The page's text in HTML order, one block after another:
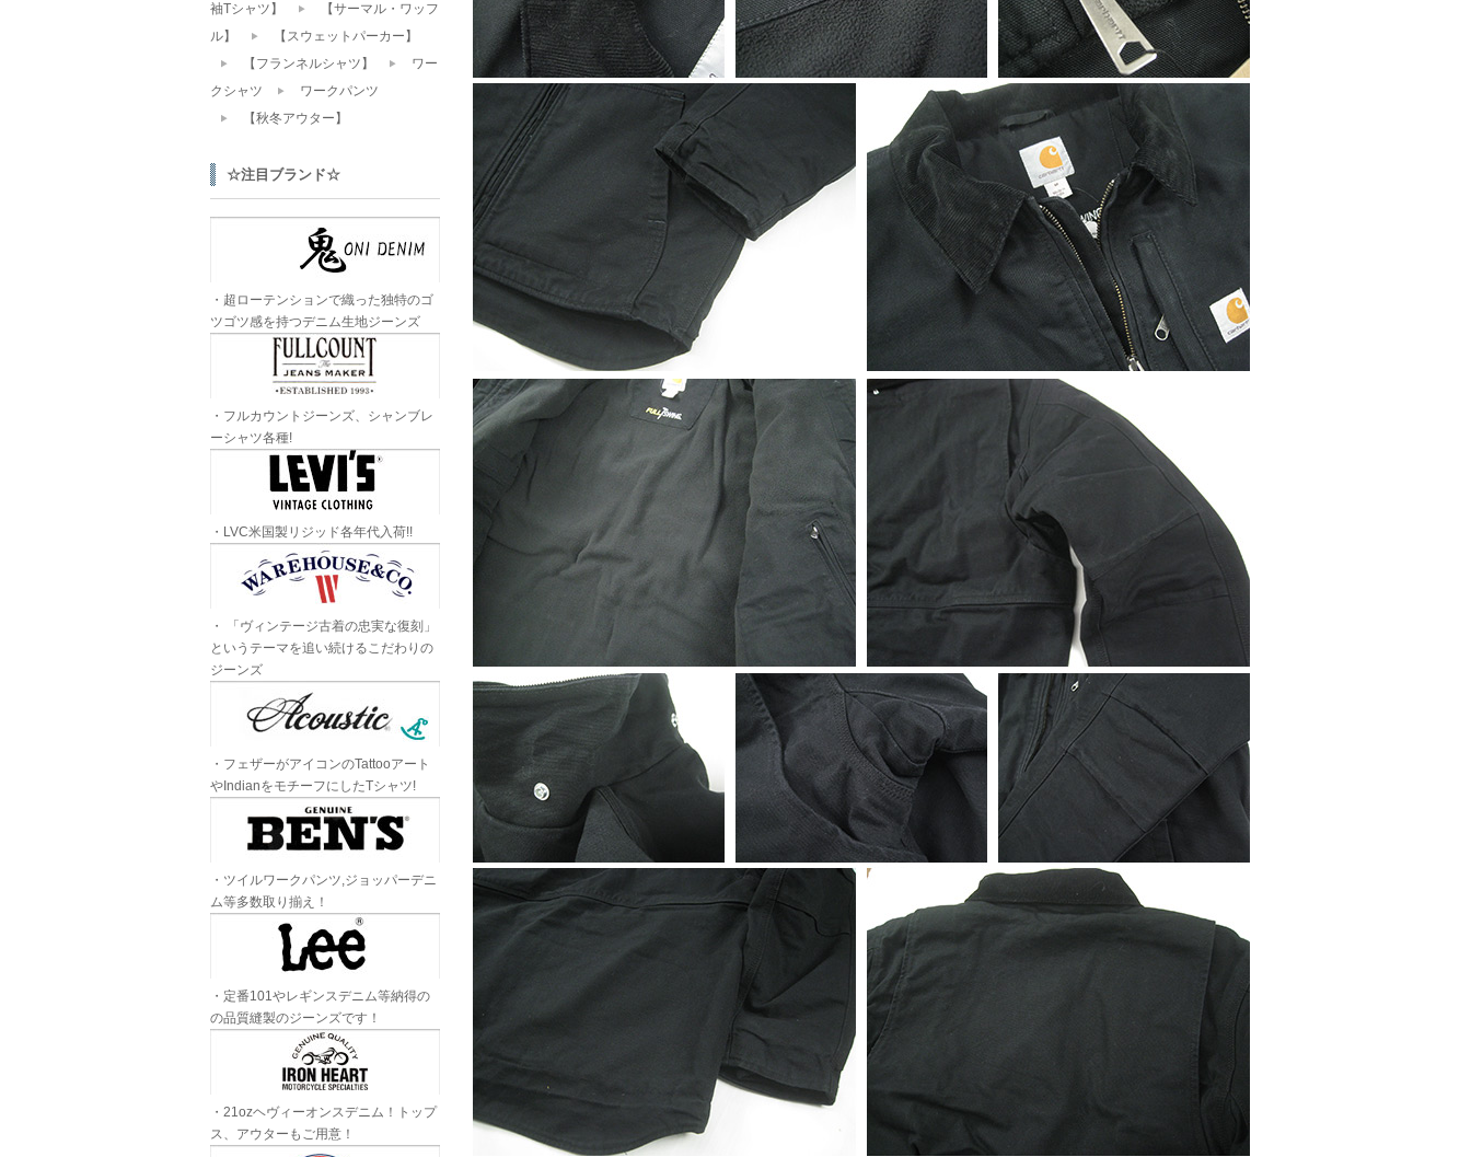
袖Tシャツ】
【サーマル・ワッフ
ル】
【スウェットパーカー】
【フランネルシャツ】
ワー
クシャツ
ワークパンツ
【秋冬アウター】
☆注目ブランド☆
・超ローテンションで織った独特のゴ
ツゴツ感を持つデニム生地ジーンズ
・フルカウントジーンズ、シャンブレ
ーシャツ各種!
・LVC米国製リジッド各年代入荷!!
・ 「ヴィンテージ古着の忠実な復刻」
というテーマを追い続けるこだわりの
ジーンズ
・フェザーがアイコンのTattooアート
やIndianをモチーフにしたTシャツ!
・ツイルワークパンツ,ジョッパーデニ
ム等多数取り揃え！
・定番101やレギンスデニム等納得の
の品質縫製のジーンズです！
・21ozヘヴィーオンスデニム！トップ
ス、アウターもご用意！